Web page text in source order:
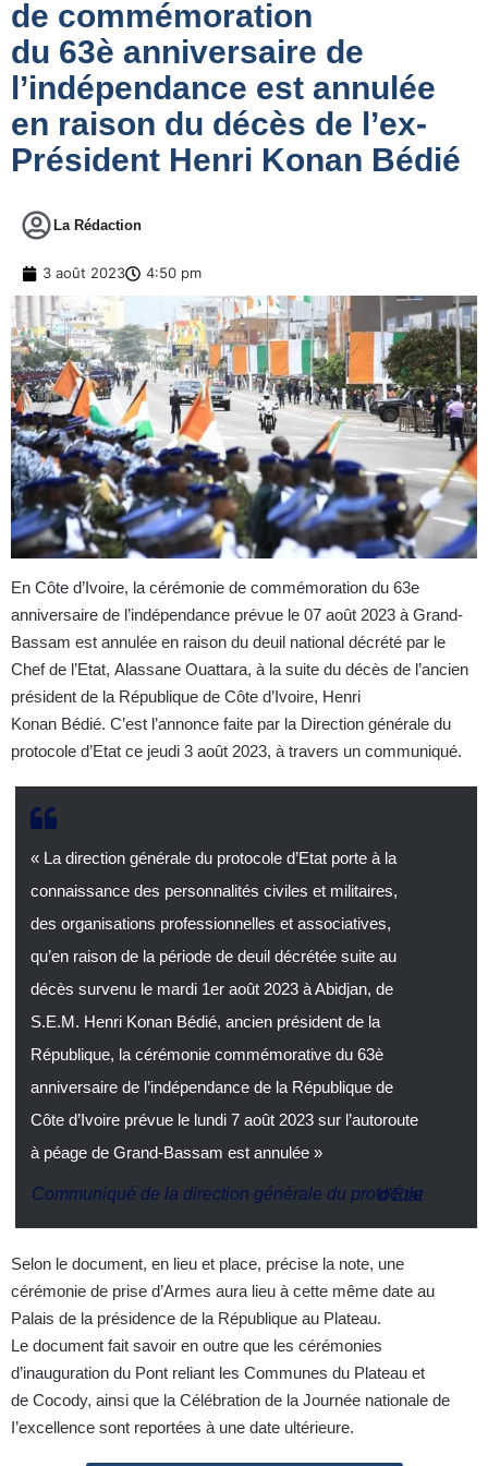
de commémoration
du 63è anniversaire de
l’indépendance est annulée
en raison du décès de l’ex-
Président Henri Konan Bédié
La Rédaction
3 août 2023 4:50 pm
En Côte d’Ivoire, la cérémonie de commémoration du 63e
anniversaire de l’indépendance prévue le 07 août 2023 à Grand-
Bassam est annulée en raison du deuil national décrété par le
Chef de l’Etat, Alassane Ouattara, à la suite du décès de l’ancien
président de la République de Côte d’Ivoire, Henri
Konan Bédié. C’est l’annonce faite par la Direction générale du
protocole d’Etat ce jeudi 3 août 2023, à travers un communiqué.
« La direction générale du protocole d’Etat porte à la
connaissance des personnalités civiles et militaires,
des organisations professionnelles et associatives,
qu’en raison de la période de deuil décrétée suite au
décès survenu le mardi 1er août 2023 à Abidjan, de
S.E.M. Henri Konan Bédié, ancien président de la
République, la cérémonie commémorative du 63è
anniversaire de l’indépendance de la République de
Côte d’Ivoire prévue le lundi 7 août 2023 sur l’autoroute
à péage de Grand-Bassam est annulée »
Communiqué de la direction générale du protocole d’État
Selon le document, en lieu et place, précise la note, une
cérémonie de prise d’Armes aura lieu à cette même date au
Palais de la présidence de la République au Plateau.
Le document fait savoir en outre que les cérémonies
d’inauguration du Pont reliant les Communes du Plateau et
de Cocody, ainsi que la Célébration de la Journée nationale de
I’excellence sont reportées à une date ultérieure.